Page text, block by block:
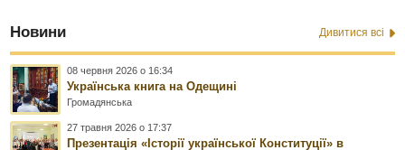
Новини Дивитися всі
08 червня 2026 о 16:34
Українська книга на Одещині
Громадянська
27 травня 2026 о 17:37
Презентація «Історії української Конституції» в